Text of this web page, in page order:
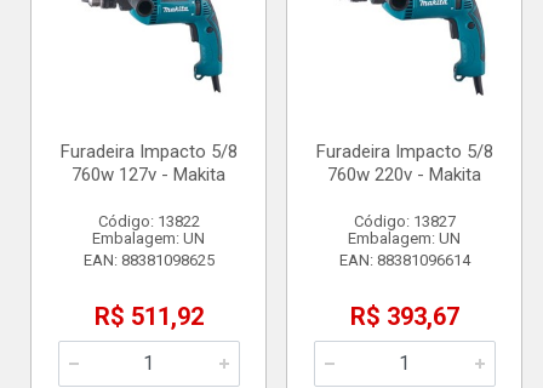
Furadeira Impacto 5/8
760w 127v - Makita
Código: 13822
Embalagem: UN
EAN: 88381098625
R$ 511,92
Furadeira Impacto 5/8
760w 220v - Makita
Código: 13827
Embalagem: UN
EAN: 88381096614
R$ 393,67